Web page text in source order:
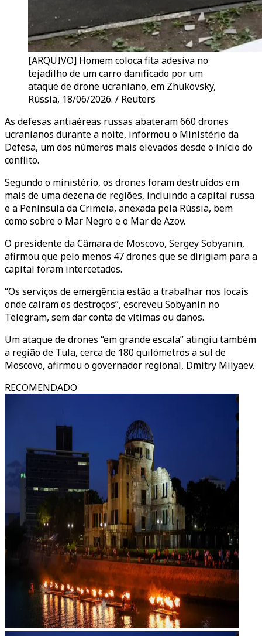
[ARQUIVO] Homem coloca fita adesiva no
tejadilho de um carro danificado por um
ataque de drone ucraniano, em Zhukovsky,
Rússia, 18/06/2026. / Reuters
As defesas antiaéreas russas abateram 660 drones
ucranianos durante a noite, informou o Ministério da
Defesa, um dos números mais elevados desde o início do
conflito.
Segundo o ministério, os drones foram destruídos em
mais de uma dezena de regiões, incluindo a capital russa
e a Península da Crimeia, anexada pela Rússia, bem
como sobre o Mar Negro e o Mar de Azov.
O presidente da Câmara de Moscovo, Sergey Sobyanin,
afirmou que pelo menos 47 drones que se dirigiam para a
capital foram intercetados.
“Os serviços de emergência estão a trabalhar nos locais
onde caíram os destroços”, escreveu Sobyanin no
Telegram, sem dar conta de vítimas ou danos.
Um ataque de drones “em grande escala” atingiu também
a região de Tula, cerca de 180 quilómetros a sul de
Moscovo, afirmou o governador regional, Dmitry Milyaev.
RECOMENDADO